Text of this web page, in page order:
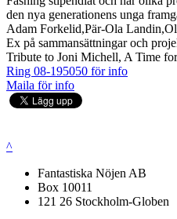
den nya generationens unga
Adam Forkelid,Pär-Ola
Ex på sammansättningar och
Tribute to Joni Michell, A Time
Ring 08-195050 för info
Maila för info
^
Fantastiska Nöjen AB
Box 10011
121 26 Stockholm-Globen